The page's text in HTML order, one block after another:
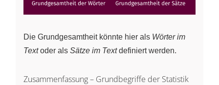
Die Grundgesamtheit könnte hier als Wörter im
Textoder als Sätze im Textdefiniert werden.
Zusammenfassung – Grundbegriffe der Statistik